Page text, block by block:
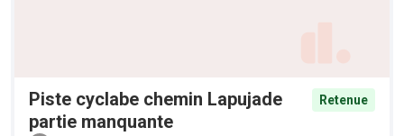
Piste cyclabe chemin Lapujade
partie manquante
Retenue